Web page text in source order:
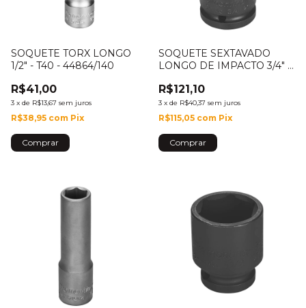
SOQUETE TORX LONGO
1/2" - T40 - 44864/140
R$41,00
3 x de R$13,67 sem juros
R$38,95 com Pix
SOQUETE SEXTAVADO
LONGO DE IMPACTO 3/4" -
R$121,10
3 x de R$40,37 sem juros
R$115,05 com Pix